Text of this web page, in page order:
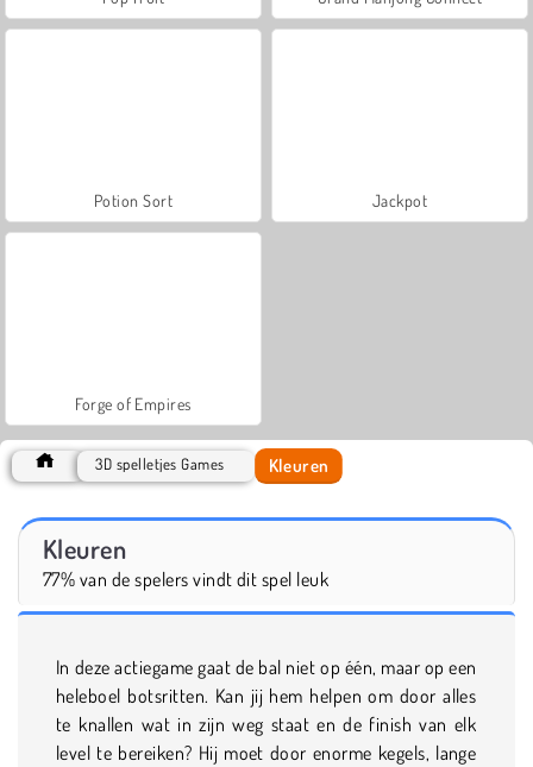
Potion Sort Jackpot
Forge of Empires
3D spelletjes Games Kleuren
Kleuren
77% van de spelers vindt dit spel leuk
In deze actiegame gaat de bal niet op één, maar op een
heleboel botsritten. Kan jij hem helpen om door alles
te knallen wat in zijn weg staat en de finish van elk
level te bereiken? Hij moet door enorme kegels, lange